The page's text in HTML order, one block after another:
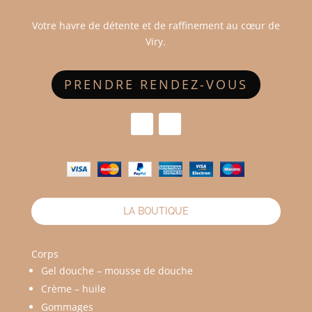
Votre havre de détente et de raffinement au cœur de
Viry.
PRENDRE RENDEZ-VOUS
LA BOUTIQUE
Corps
Gel douche – mousse de douche
Crème – huile
Gommages